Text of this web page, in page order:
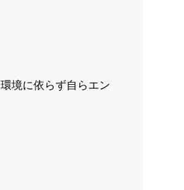
境に依らず自らエン